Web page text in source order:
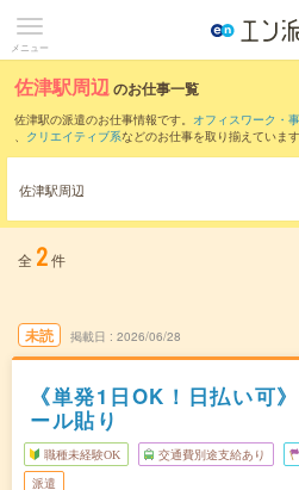
メニュー
佐津駅周辺のお仕事一覧
佐津駅の派遣のお仕事情報です。 オフィスワーク・
、 クリエイティブ系などのお仕事を取り揃えています
また、餘部駅
だけます。
佐津駅周辺
全 2件
未読 掲載日 2026/06/28
《単発1日OK！日払い可
ール貼り
職種未経験OK 交通費別途支給あり
派遣